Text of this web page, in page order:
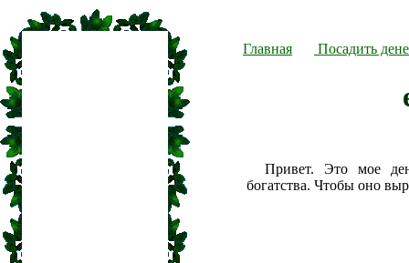
Главная Посадить
Привет. Это мое
богатства. Чтобы оно